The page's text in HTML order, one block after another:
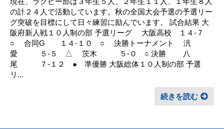
の計２４人で活動しています。秋の全国大会予選の予選リー
グ突破を目標にして日々練習に励んでいます。 試合結果 大
阪府新人戦１０人制の部 予選リーグ 大阪高校 １４-７
○ 合同G １４-１０ ○ 決勝トーナメント 汎
愛 ５-５ △ 茨木 ５-０ ○ 決勝 八
尾 ７-１２ ● 準優勝 大阪総体１０人制の部 予選
リ...
続きを読む